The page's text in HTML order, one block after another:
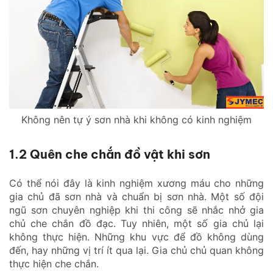
Không nên tự ý sơn nhà khi không có kinh nghiệm
1.2 Quên che chắn đồ vật khi sơn
Có thể nói đây là kinh nghiệm xương máu cho những
gia chủ đã sơn nhà và chuẩn bị sơn nhà. Một số đội
ngũ sơn chuyên nghiệp khi thi công sẽ nhắc nhở gia
chủ che chắn đồ đạc. Tuy nhiên, một số gia chủ lại
không thực hiện. Những khu vực để đồ không dùng
đến, hay những vị trí ít qua lại. Gia chủ chủ quan không
thực hiện che chắn.